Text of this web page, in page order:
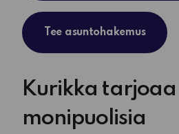
Tee asuntohakemus
Kurikka tarjoaa
monipuolisia